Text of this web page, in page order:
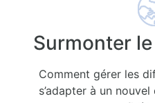
Surmonter
Comment gérer les
s’adapter à un